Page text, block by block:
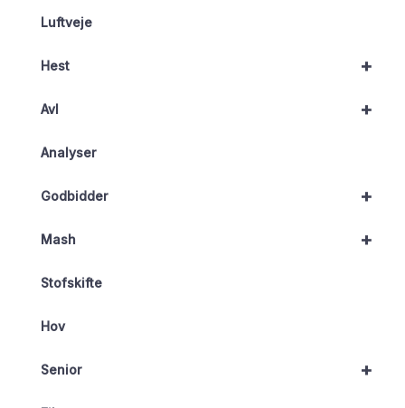
Luftveje
+
Hest
+
Avl
Analyser
+
Godbidder
+
Mash
Stofskifte
Hov
+
Senior